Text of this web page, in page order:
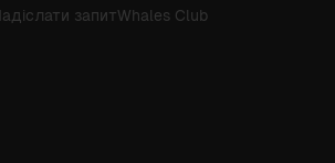
запитWhales Club